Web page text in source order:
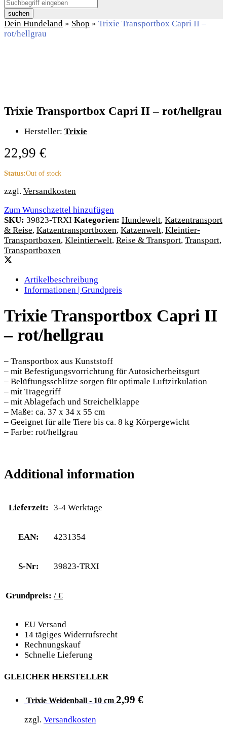
suchen
Dein Hundeland » Shop » Trixie Transportbox Capri II –
rot/hellgrau
Trixie Transportbox Capri II – rot/hellgrau
Hersteller: Trixie
22,99 €
Status:Out of stock
zzgl. Versandkosten
Zum Wunschzettel hinzufügen
SKU: 39823-TRXI Kategorien: Hundewelt, Katzentransport
& Reise, Katzentransportboxen, Katzenwelt, Kleintier-
Transportboxen, Kleintierwelt, Reise & Transport, Transport,
Transportboxen
Artikelbeschreibung
Informationen | Grundpreis
Trixie Transportbox Capri II
– rot/hellgrau
– Transportbox aus Kunststoff
– mit Befestigungsvorrichtung für Autosicherheitsgurt
– Belüftungsschlitze sorgen für optimale Luftzirkulation
– mit Tragegriff
– mit Ablagefach und Streichelklappe
– Maße: ca. 37 x 34 x 55 cm
– Geeignet für alle Tiere bis ca. 8 kg Körpergewicht
– Farbe: rot/hellgrau
Additional information
Lieferzeit: 3-4 Werktage
EAN: 4231354
S-Nr: 39823-TRXI
Grundpreis: / €
EU Versand
14 tägiges Widerrufsrecht
Rechnungskauf
Schnelle Lieferung
GLEICHER HERSTELLER
Trixie Weidenball - 10 cm 2,99 €
zzgl. Versandkosten